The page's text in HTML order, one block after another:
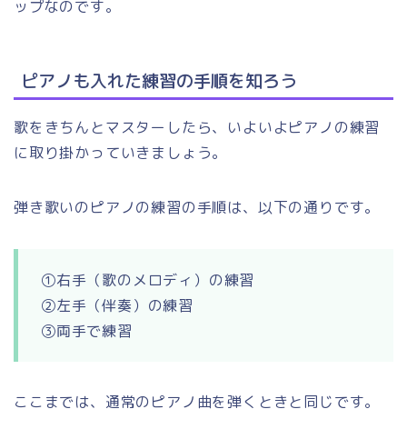
ップなのです。
ピアノも入れた練習の手順を知ろう
歌をきちんとマスターしたら、いよいよピアノの練習
に取り掛かっていきましょう。
弾き歌いのピアノの練習の手順は、以下の通りです。
①右手（歌のメロディ）の練習
②左手（伴奏）の練習
③両手で練習
ここまでは、通常のピアノ曲を弾くときと同じです。